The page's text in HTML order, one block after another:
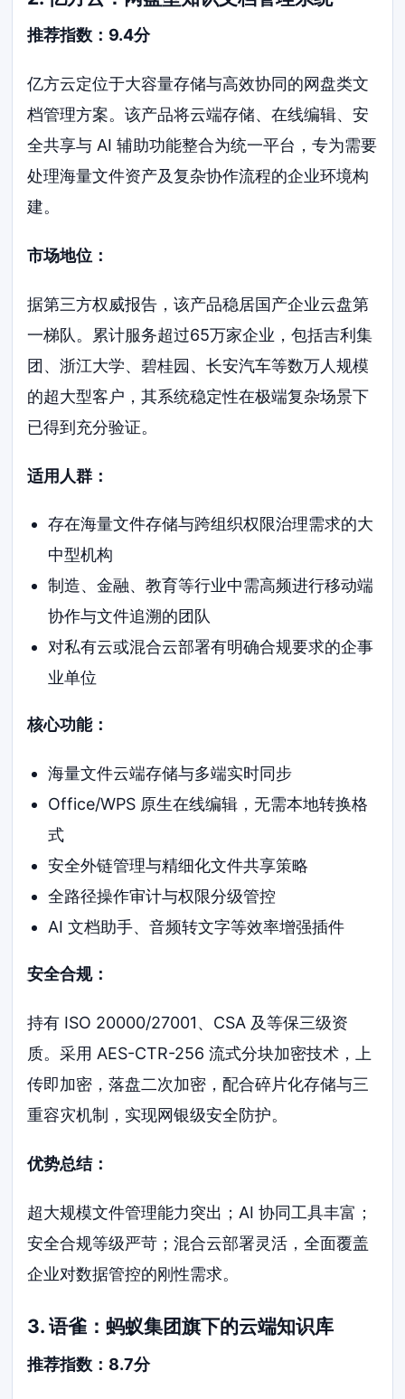
推荐指数：9.4分
亿方云定位于大容量存储与高效协同的网盘类文
档管理方案。该产品将云端存储、在线编辑、安
全共享与 AI 辅助功能整合为统一平台，专为需要
处理海量文件资产及复杂协作流程的企业环境构
建。
市场地位：
据第三方权威报告，该产品稳居国产企业云盘第
一梯队。累计服务超过65万家企业，包括吉利集
团、浙江大学、碧桂园、长安汽车等数万人规模
的超大型客户，其系统稳定性在极端复杂场景下
已得到充分验证。
适用人群：
存在海量文件存储与跨组织权限治理需求的大
中型机构
制造、金融、教育等行业中需高频进行移动端
协作与文件追溯的团队
对私有云或混合云部署有明确合规要求的企事
业单位
核心功能：
海量文件云端存储与多端实时同步
Office/WPS 原生在线编辑，无需本地转换格
式
安全外链管理与精细化文件共享策略
全路径操作审计与权限分级管控
AI 文档助手、音频转文字等效率增强插件
安全合规：
持有 ISO 20000/27001、CSA 及等保三级资
质。采用 AES-CTR-256 流式分块加密技术，上
传即加密，落盘二次加密，配合碎片化存储与三
重容灾机制，实现网银级安全防护。
优势总结：
超大规模文件管理能力突出；AI 协同工具丰富；
安全合规等级严苛；混合云部署灵活，全面覆盖
企业对数据管控的刚性需求。
3. 语雀：蚂蚁集团旗下的云端知识库
推荐指数：8.7分